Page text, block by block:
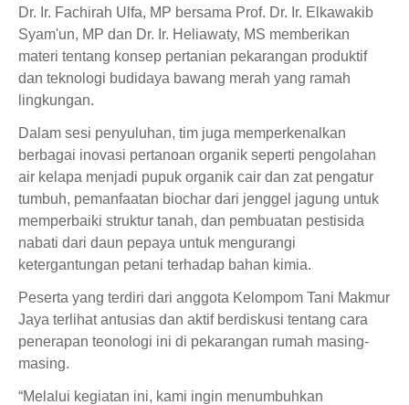
Dr. Ir. Fachirah Ulfa, MP bersama Prof. Dr. Ir. Elkawakib
Syam'un, MP dan Dr. Ir. Heliawaty, MS memberikan
materi tentang konsep pertanian pekarangan produktif
dan teknologi budidaya bawang merah yang ramah
lingkungan.
Dalam sesi penyuluhan, tim juga memperkenalkan
berbagai inovasi pertanoan organik seperti pengolahan
air kelapa menjadi pupuk organik cair dan zat pengatur
tumbuh, pemanfaatan biochar dari jenggel jagung untuk
memperbaiki struktur tanah, dan pembuatan pestisida
nabati dari daun pepaya untuk mengurangi
ketergantungan petani terhadap bahan kimia.
Peserta yang terdiri dari anggota Kelompom Tani Makmur
Jaya terlihat antusias dan aktif berdiskusi tentang cara
penerapan teonologi ini di pekarangan rumah masing-
masing.
“Melalui kegiatan ini, kami ingin menumbuhkan